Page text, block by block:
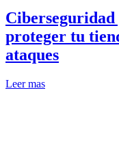
proteger tu
ataques
Leer mas